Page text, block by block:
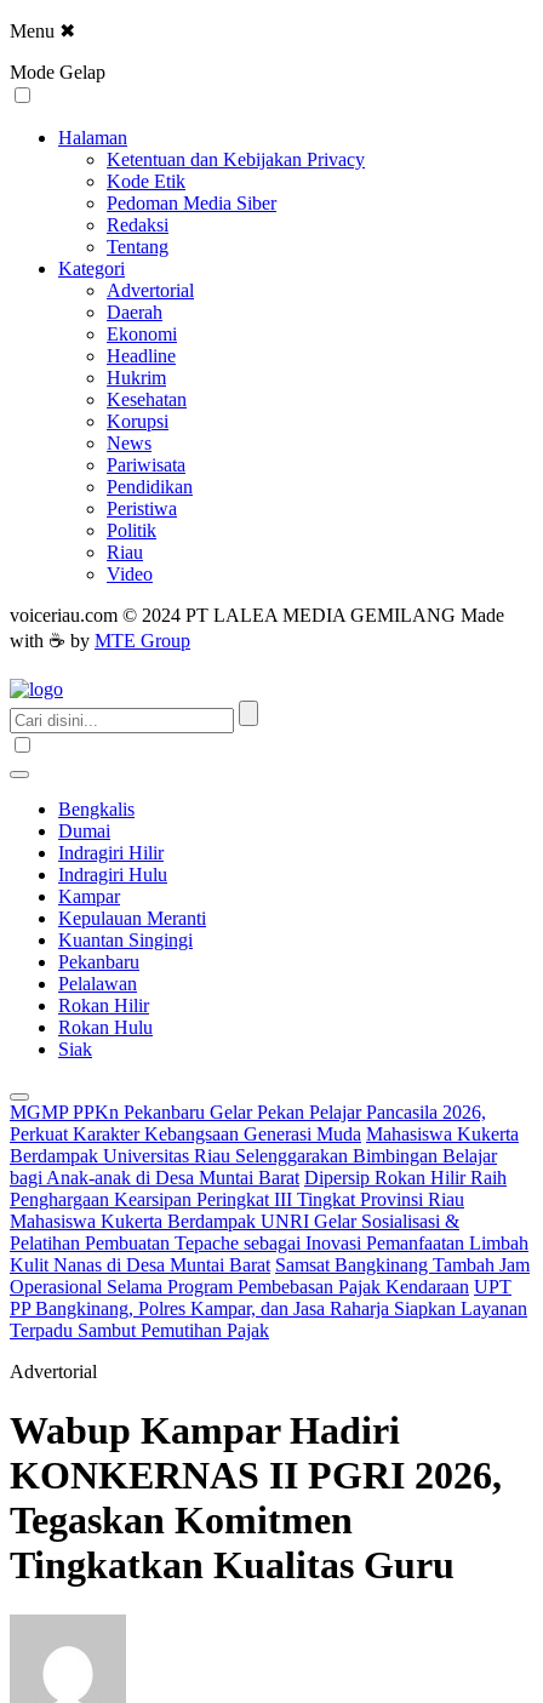
Menu ✖
Mode Gelap
Halaman
Ketentuan dan Kebijakan Privacy
Kode Etik
Pedoman Media Siber
Redaksi
Tentang
Kategori
Advertorial
Daerah
Ekonomi
Headline
Hukrim
Kesehatan
Korupsi
News
Pariwisata
Pendidikan
Peristiwa
Politik
Riau
Video
voiceriau.com © 2024 PT LALEA MEDIA GEMILANG Made
with ☕ by MTE Group
Bengkalis
Dumai
Indragiri Hilir
Indragiri Hulu
Kampar
Kepulauan Meranti
Kuantan Singingi
Pekanbaru
Pelalawan
Rokan Hilir
Rokan Hulu
Siak
MGMP PPKn Pekanbaru Gelar Pekan Pelajar Pancasila 2026,
Perkuat Karakter Kebangsaan Generasi Muda Mahasiswa Kukerta
Berdampak Universitas Riau Selenggarakan Bimbingan Belajar
bagi Anak-anak di Desa Muntai Barat Dipersip Rokan Hilir Raih
Penghargaan Kearsipan Peringkat III Tingkat Provinsi Riau
Mahasiswa Kukerta Berdampak UNRI Gelar Sosialisasi &
Pelatihan Pembuatan Tepache sebagai Inovasi Pemanfaatan Limbah
Kulit Nanas di Desa Muntai Barat Samsat Bangkinang Tambah Jam
Operasional Selama Program Pembebasan Pajak Kendaraan UPT
PP Bangkinang, Polres Kampar, dan Jasa Raharja Siapkan Layanan
Terpadu Sambut Pemutihan Pajak
Advertorial
Wabup Kampar Hadiri
KONKERNAS II PGRI 2026,
Tegaskan Komitmen
Tingkatkan Kualitas Guru